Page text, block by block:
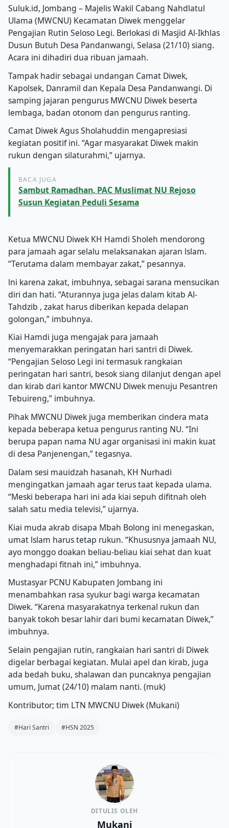
Suluk.id, Jombang – Majelis Wakil Cabang Nahdlatul
Ulama (MWCNU) Kecamatan Diwek menggelar
Pengajian Rutin Seloso Legi. Berlokasi di Masjid Al-Ikhlas
Dusun Butuh Desa Pandanwangi, Selasa (21/10) siang.
Acara ini dihadiri dua ribuan jamaah.
Tampak hadir sebagai undangan Camat Diwek,
Kapolsek, Danramil dan Kepala Desa Pandanwangi. Di
samping jajaran pengurus MWCNU Diwek beserta
lembaga, badan otonom dan pengurus ranting.
Camat Diwek Agus Sholahuddin mengapresiasi
kegiatan positif ini. “Agar masyarakat Diwek makin
rukun dengan silaturahmi,” ujarnya.
BACA JUGA
Sambut Ramadhan, PAC Muslimat NU Rejoso
Susun Kegiatan Peduli Sesama
Ketua MWCNU Diwek KH Hamdi Sholeh mendorong
para jamaah agar selalu melaksanakan ajaran lslam.
“Terutama dalam membayar zakat,” pesannya.
lni karena zakat, imbuhnya, sebagai sarana mensucikan
diri dan hati. “Aturannya juga jelas dalam kitab Al-
Tahdzib , zakat harus diberikan kepada delapan
golongan,” imbuhnya.
Kiai Hamdi juga mengajak para jamaah
menyemarakkan peringatan hari santri di Diwek.
“Pengajian Seloso Legi ini termasuk rangkaian
peringatan hari santri, besok siang dilanjut dengan apel
dan kirab dari kantor MWCNU Diwek menuju Pesantren
Tebuireng,” imbuhnya.
Pihak MWCNU Diwek juga memberikan cindera mata
kepada beberapa ketua pengurus ranting NU. “Ini
berupa papan nama NU agar organisasi ini makin kuat
di desa Panjenengan,” tegasnya.
Dalam sesi mauidzah hasanah, KH Nurhadi
mengingatkan jamaah agar terus taat kepada ulama.
“Meski beberapa hari ini ada kiai sepuh difitnah oleh
salah satu media televisi,” ujarnya.
Kiai muda akrab disapa Mbah Bolong ini menegaskan,
umat lslam harus tetap rukun. “Khususnya jamaah NU,
ayo monggo doakan beliau-beliau kiai sehat dan kuat
menghadapi fitnah ini,” imbuhnya.
Mustasyar PCNU Kabupaten Jombang ini
menambahkan rasa syukur bagi warga kecamatan
Diwek. “Karena masyarakatnya terkenal rukun dan
banyak tokoh besar lahir dari bumi kecamatan Diwek,”
imbuhnya.
Selain pengajian rutin, rangkaian hari santri di Diwek
digelar berbagai kegiatan. Mulai apel dan kirab, juga
ada bedah buku, shalawan dan puncaknya pengajian
umum, Jumat (24/10) malam nanti. (muk)
Kontributor; tim LTN MWCNU Diwek (Mukani)
#Hari Santri #HSN 2025
DITULIS OLEH
Mukani